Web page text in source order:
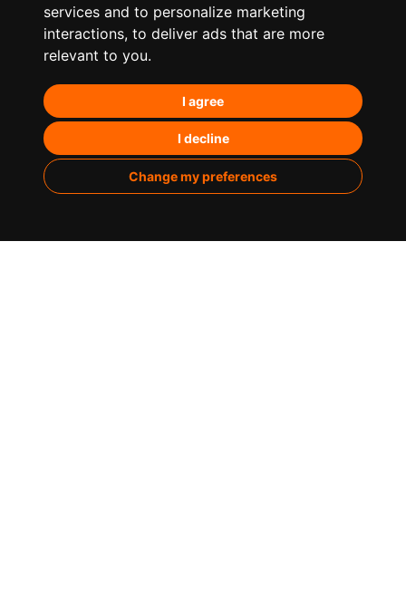
services and to personalize marketing
interactions, to deliver ads that are more
relevant to you.
I agree
I decline
Change my preferences
¿Qué hacemos?
Posicionamiento en IA’s
Paid Media
Marketing de contenidos
Analítica